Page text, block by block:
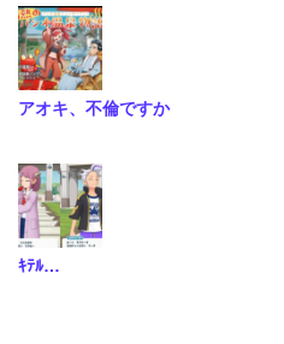
アオキ、不倫ですか
ｷﾃﾙ…